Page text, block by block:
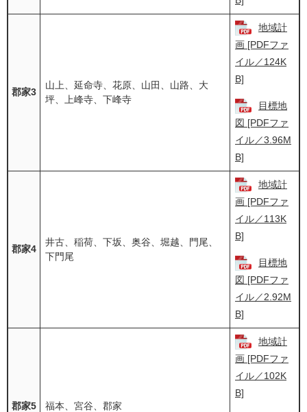
郡家3
山上、延命寺、花原、山田、山路、大
坪、上峰寺、下峰寺
地域計
画 [PDFファ
イル／124K
B]
目標地
図 [PDFファ
イル／3.96M
B]
郡家4
井古、稲荷、下坂、奥谷、堀越、門尾、
下門尾
地域計
画 [PDFファ
イル／113K
B]
目標地
図 [PDFファ
イル／2.92M
B]
郡家5 福本、宮谷、郡家
地域計
画 [PDFファ
イル／102K
B]